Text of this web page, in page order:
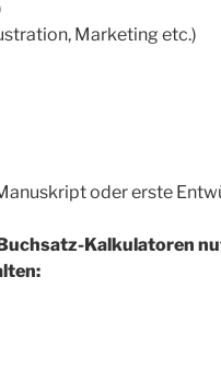
Marketing etc.)
oder erste
Kalkulatoren